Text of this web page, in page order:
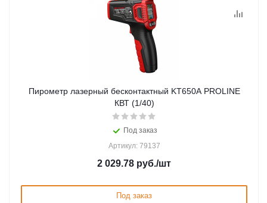
Пирометр лазерный бесконтактный KT650A PROLINE
КВТ (1/40)
Под заказ
Артикул: 79137
2 029.78 руб./шт
Под заказ